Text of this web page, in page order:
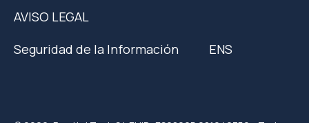
AVISO LEGAL
Seguridad de la Información
ENS